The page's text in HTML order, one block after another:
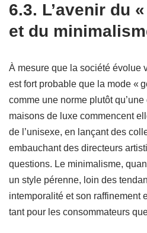
6.3. L’avenir du
et du
À mesure que la société évolue
est fort probable que la mode «
comme une norme plutôt
maisons de luxe commencent
de l’unisexe, en lançant des
embauchant des directeurs
questions. Le minimalisme,
un style pérenne, loin des
intemporalité et son raffinement
tant pour les consommateurs